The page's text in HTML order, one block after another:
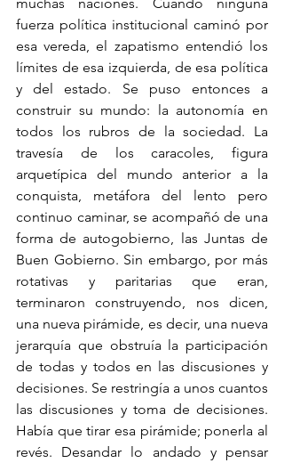
fuerza política institucional caminó por
esa vereda, el zapatismo entendió los
límites de esa izquierda, de esa política
y del estado. Se puso entonces a
construir su mundo: la autonomía en
todos los rubros de la sociedad. La
travesía de los caracoles, figura
arquetípica del mundo anterior a la
conquista, metáfora del lento pero
continuo caminar, se acompañó de una
forma de autogobierno, las Juntas de
Buen Gobierno. Sin embargo, por más
rotativas y paritarias que eran,
terminaron construyendo, nos dicen,
una nueva pirámide, es decir, una nueva
jerarquía que obstruía la participación
de todas y todos en las discusiones y
decisiones. Se restringía a unos cuantos
las discusiones y toma de decisiones.
Había que tirar esa pirámide; ponerla al
revés. Desandar lo andado y pensar